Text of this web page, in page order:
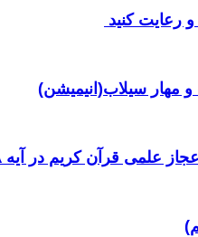
رعایت کنید
و مهار سیلاب(انیمیشن)